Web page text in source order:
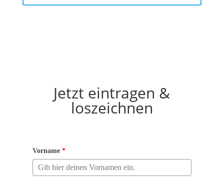
Jetzt eintragen &
loszeichnen
Vorname*